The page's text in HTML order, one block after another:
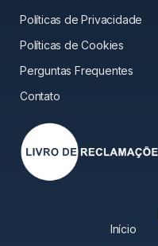
Políticas de Privacidade
Políticas de Cookies
Perguntas Frequentes
Contato
Início